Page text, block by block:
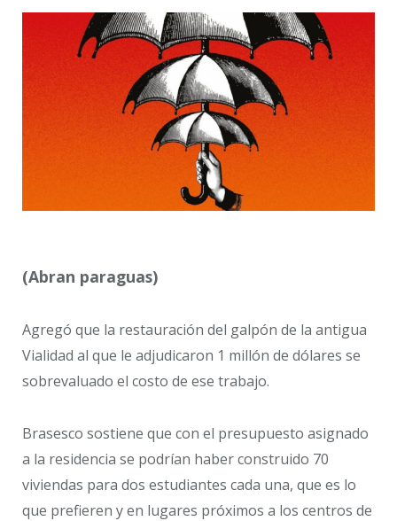
(Abran paraguas)
Agregó que la restauración del galpón de la antigua
Vialidad al que le adjudicaron 1 millón de dólares se
sobrevaluado el costo de ese trabajo.
Brasesco sostiene que con el presupuesto asignado
a la residencia se podrían haber construido 70
viviendas para dos estudiantes cada una, que es lo
que prefieren y en lugares próximos a los centros de